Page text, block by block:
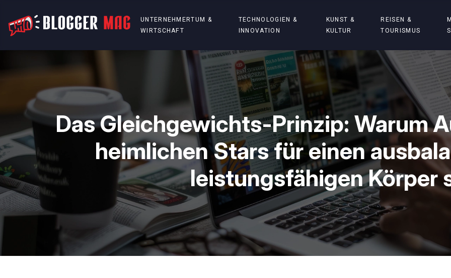
UNTERNEHMERTUM &
WIRTSCHAFT
TECHNOLOGIEN &
INNOVATION
KUNST &
KULTUR
REISEN &
TOURISMUS
Das Gleichgewichts-Prinzip: Warum
heimlichen Stars für einen
leistungsfähigen Körper